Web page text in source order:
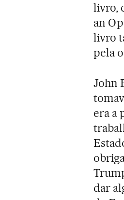
livro,
an
livro
pela
John
era a
dar